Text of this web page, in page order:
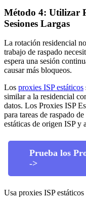
Método 4: Utilizar
Sesiones Largas
La rotación residencial
trabajo de raspado
espera una sesión
causar más bloqueos.
Los proxies ISP estáticos
similar a la residencial
datos. Los Proxies ISP
para tareas de raspado
estáticas de origen ISP y
Prueba los
->
Usa proxies ISP estáticos